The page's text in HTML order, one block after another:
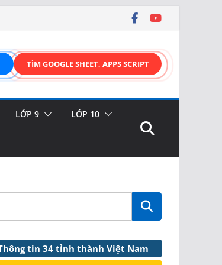
TÌM GOOGLE SHEET, APPS SCRIPT
LỚP 9 LỚP 10
tin 34 tỉnh thành Việt Nam